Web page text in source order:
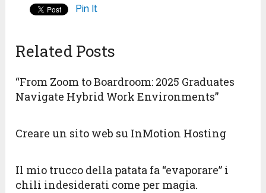
Pin It
Related Posts
“From Zoom to Boardroom: 2025 Graduates
Navigate Hybrid Work Environments”
Creare un sito web su InMotion Hosting
Il mio trucco della patata fa “evaporare” i
chili indesiderati come per magia.